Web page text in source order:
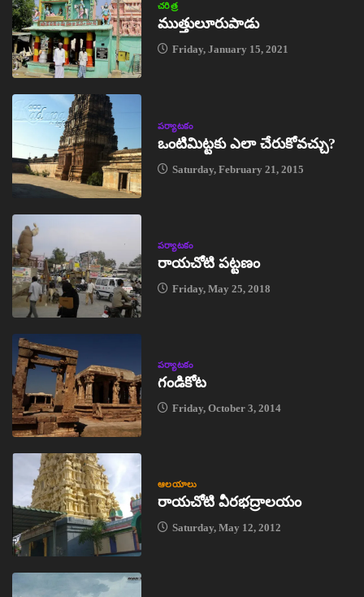
చరిత్ర
ముత్తులూరుపాడు
Friday, January 15, 2021
పర్యాటకం
ఒంటిమిట్టకు ఎలా చేరుకోవచ్చు?
Saturday, February 21, 2015
పర్యాటకం
రాయచోటి పట్టణం
Friday, May 25, 2018
పర్యాటకం
గండికోట
Friday, October 3, 2014
ఆలయాలు
రాయచోటి వీరభద్రాలయం
Saturday, May 12, 2012